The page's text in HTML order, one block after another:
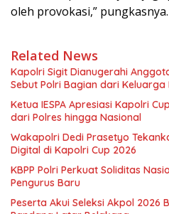
oleh provokasi,” pungkasnya.
Related News
Kapolri Sigit Dianugerahi
Sebut Polri Bagian dari
Ketua IESPA Apresiasi Kapolri
dari Polres hingga Nasional
Wakapolri Dedi Prasetyo
Digital di Kapolri Cup 2026
KBPP Polri Perkuat Soliditas
Pengurus Baru
Peserta Akui Seleksi Akpol 2026